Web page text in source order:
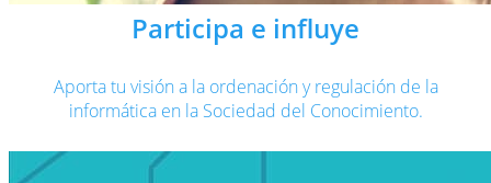
Participa e influye
Aporta tu visión a la ordenación y regulación de la
informática en la Sociedad del Conocimiento.